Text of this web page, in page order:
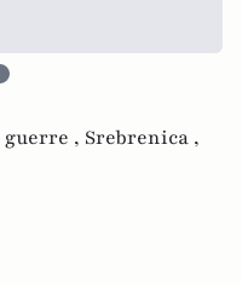
guerre , Srebrenica ,